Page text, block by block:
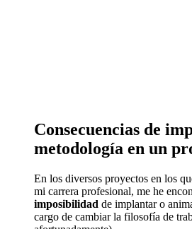
Consecuencias de
metodología en un
En los diversos proyectos en los
mi carrera profesional, me he
imposibilidad de implantar o
cargo de cambiar la filosofía de